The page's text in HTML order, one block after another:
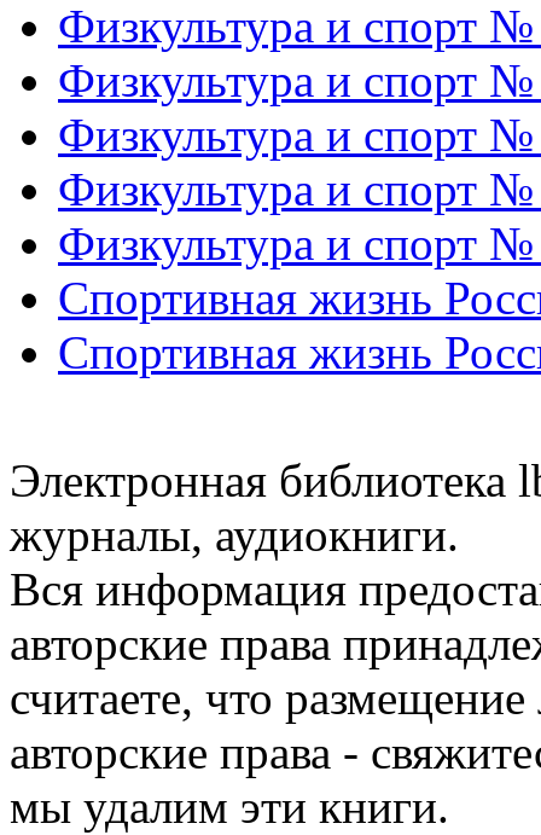
Физкультура и спорт
Физкультура и спорт
Физкультура и спорт
Физкультура и спорт
Физкультура и спорт
Спортивная жизнь
Спортивная жизнь
Электронная библиотека
журналы, аудиокниги.
Вся информация
авторские права
считаете, что
авторские права -
мы удалим эти книги.